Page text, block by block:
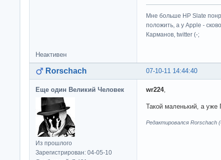
Мне больше HP Slate
положить, а у Apple -
Карманов, twitter (-;
Неактивен
07-10-11 14:44:40
Rorschach
Еще один Великий Человек
Из прошлого
Зарегистрирован: 04-05-10
wr224,
Такой маленький, а уже
Редактировался Rorschach